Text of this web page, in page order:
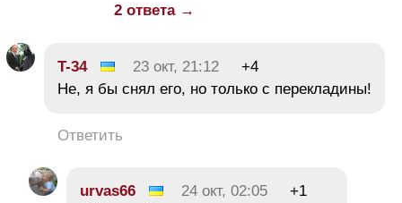
2 ответа →
T-34 23 окт, 21:12
+4
Не, я бы снял его, но только с перекладины!
Ответить
urvas66 24 окт, 02:05
+1